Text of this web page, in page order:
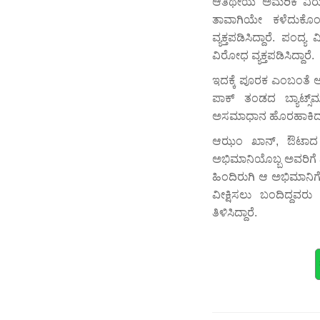
ತಾವಾಗಿಯೇ
ವ್ಯಕ್ತಪಡಿಸಿದ್ದಾರೆ.
ವಿರೋಧ ವ್ಯಕ್ತಪಡಿಸಿದ್ದಾರೆ.
ಇದಕ್ಕೆ ಪೂರಕ ಎಂಬಂತೆ
ಪಾಕ್ ತಂಡದ
ಅಸಮಾಧಾನ
ಆಝಂ ಖಾನ್, ಔಟಾದ
ಅಭಿಮಾನಿಯೊಬ್ಬ ಅವರಿಗೆ
ಹಿಂದಿರುಗಿ ಆ ಅಭಿಮಾನಿಗೆ
ವೀಕ್ಷಿಸಲು
ತಿಳಿಸಿದ್ದಾರೆ.